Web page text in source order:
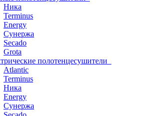
Ника
Terminus
Energy
Сунержа
Secado
Grota
полотенцесушители
Atlantic
Terminus
Ника
Energy
Сунержа